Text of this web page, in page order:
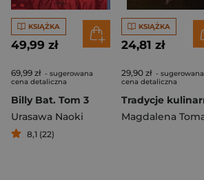
KSIĄŻKA
49,99 zł
69,99 zł - sugerowana
cena detaliczna
Billy Bat. Tom 3
Urasawa Naoki
8,1 (22)
KSIĄŻKA
24,81 zł
29,90 zł - sugerowana
cena detaliczna